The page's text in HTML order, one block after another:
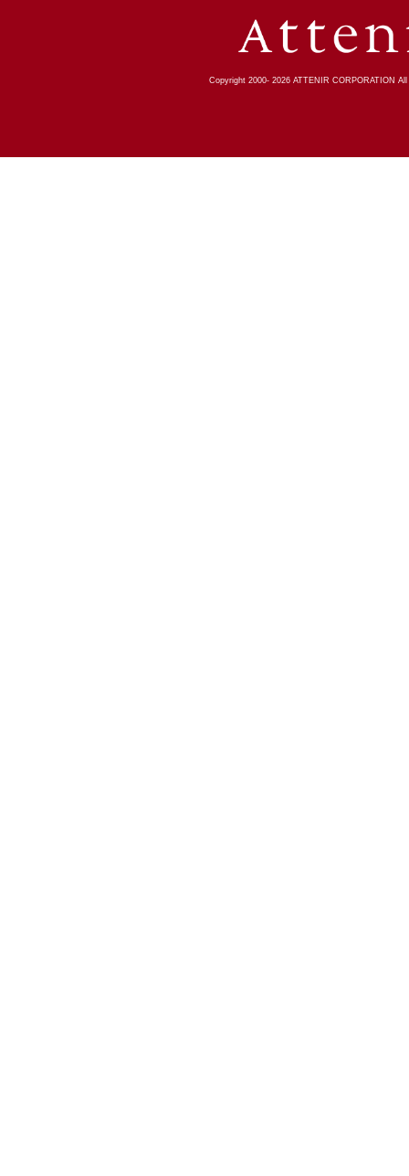
Copyright 2000- 2026ATTENIR CORPORATION